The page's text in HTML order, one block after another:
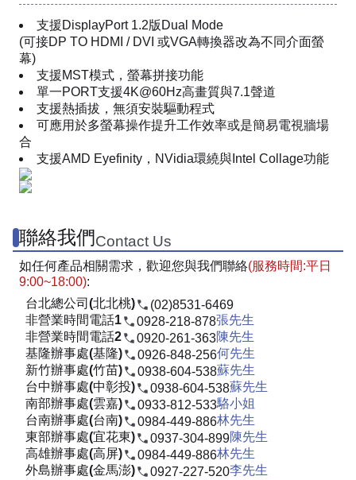
支援DisplayPort 1.2版Dual Mode
(可接DP TO HDMI / DVI 或VGA轉換器改為不同介面螢
幕)
支援MST模式，螢幕拼接功能
單一PORT支援4K@60Hz高畫質與7.1聲道
支援熱插拔，無須安裝驅動程式
可應用於多螢幕操作提升工作效率或是簡易電視牆場
合
支援AMD Eyefinity，NVidia環繞與Intel Collage功能
聯絡我們Contact Us
如任何產品相關需求，歡迎您與我們聯絡(服務時間:平日
9:00~18:00):
台北總公司(北北桃)
(02)8531-6469
非營業時間電話1
0928-218-878張先生
非營業時間電話2
0920-261-363陳先生
基隆辦事處(基隆)
0926-848-256何先生
新竹辦事處(竹苗)
0938-604-538蘇先生
台中辦事處(中彰投)
0938-604-538蘇先生
南部辦事處(雲嘉)
0933-812-533駱小姐
台南辦事處(台南)
0984-449-886林先生
東部辦事處(宜花東)
0937-304-899陳先生
高雄辦事處(高屏)
0984-449-886林先生
外島辦事處(金馬澎)
0927-227-520李先生